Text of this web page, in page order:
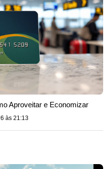
Aproveitar e Economizar
às 21:13